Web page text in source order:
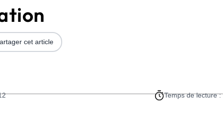
Temps de lecture
cet article